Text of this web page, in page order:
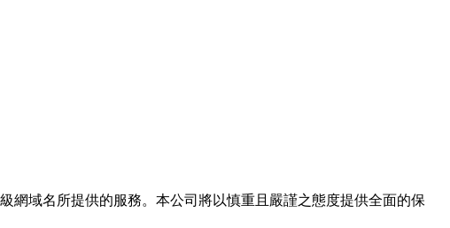
網域名所提供的服務。本公司將以慎重且嚴謹之態度提供全面的保